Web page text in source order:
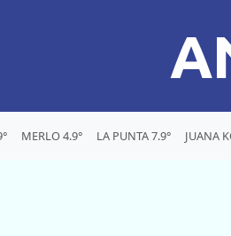
MERLO 4.9° LA PUNTA 7.9° JUANA